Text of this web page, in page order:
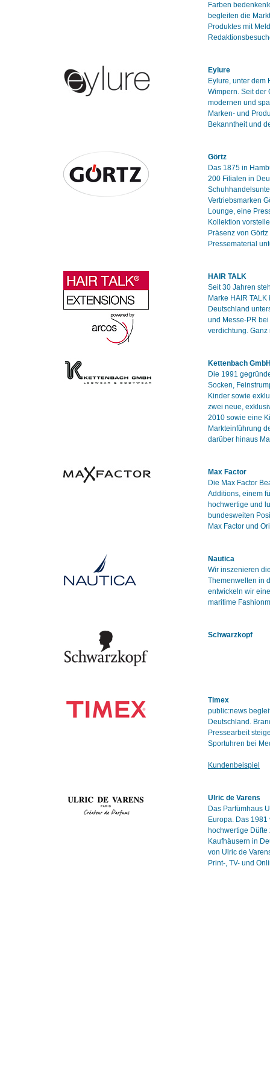
Farben
begleiten die
Produktes mit
Eylure
Eylure, unter dem
Wimpern. Seit der
modernen und
Marken- und
Bekanntheit und
Görtz
Das 1875 in
200 Filialen in
Vertriebsmarken
Lounge, eine
Kollektion
Präsenz von
Pressematerial
HAIR TALK
Seit 30 Jahren
Marke HAIR
Deutschland
und Messe-PR
verdichtung. Ganz
Kettenbach
Die 1991
Socken,
Kinder sowie
zwei neue,
2010 sowie eine
Markteinführung
darüber hinaus
Max Factor
Die Max Factor
Additions, einem
hochwertige und
bundesweiten
Max Factor und
Nautica
Wir inszenieren
Themenwelten in
entwickeln wir
maritime
Schwarzkopf
Timex
public:news
Deutschland.
Pressearbeit
Sportuhren bei
Kundenbeispiel
Ulric de Varens
Das Parfümhaus
Europa. Das
hochwertige
Kaufhäusern in
von Ulric de
Print-, TV- und